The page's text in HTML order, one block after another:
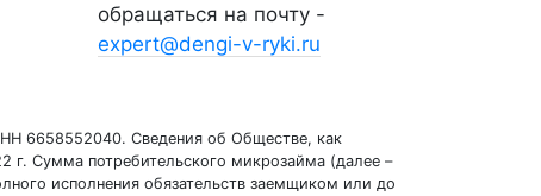
обращаться на почту -
expert@dengi-v-ryki.ru
6658552040. Сведения об Обществе, как
г. Сумма потребительского микрозайма (далее –
исполнения обязательств заемщиком или до